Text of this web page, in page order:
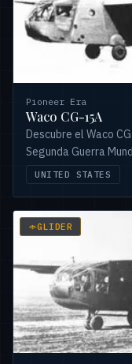
Pioneer Era
Waco CG-15A
Descubre el Waco
Segunda Guerra
para 15
UNITED STATES
GLIDER